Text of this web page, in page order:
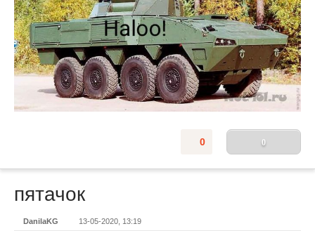
0
0
пятачок
DanilaKG 13-05-2020, 13:19